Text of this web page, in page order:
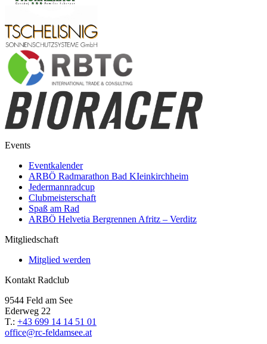
Events
Eventkalender
ARBÖ Radmarathon Bad KIeinkirchheim
Jedermannradcup
Clubmeisterschaft
Spaß am Rad
ARBÖ Helvetia Bergrennen Afritz – Verditz
Mitgliedschaft
Mitglied werden
Kontakt Radclub
9544 Feld am See
Ederweg 22
T.: +43 699 14 14 51 01
office@rc-feldamsee.at